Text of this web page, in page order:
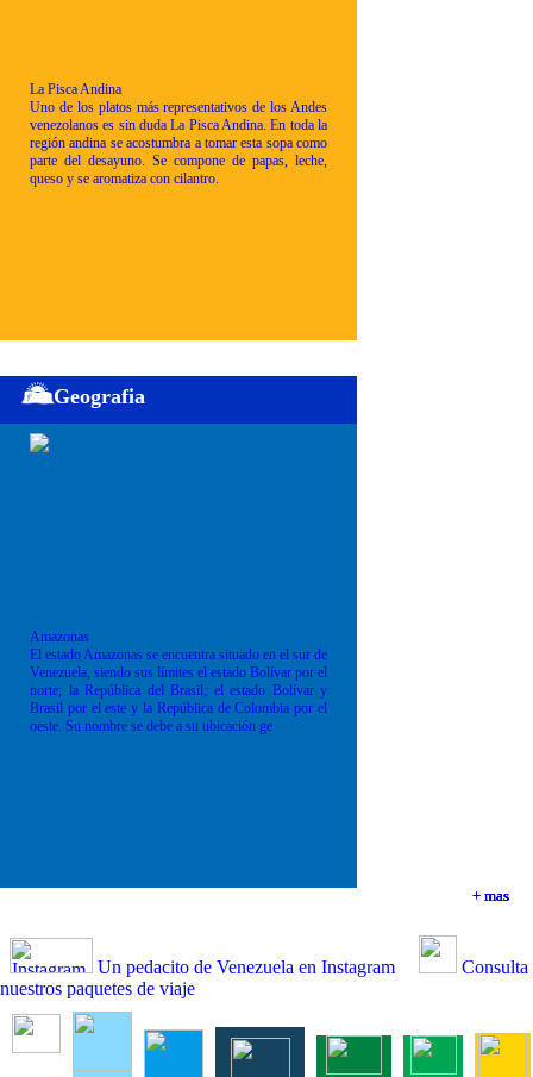
+ mas
+ mas
La Pisca Andina
Uno de los platos más representativos de los Andes
venezolanos es sin duda La Pisca Andina. En toda la
región andina se acostumbra a tomar esta sopa como
parte del desayuno. Se compone de papas, leche,
queso y se aromatiza con cilantro.
+ mas
Geografia
Amazonas
El estado Amazonas se encuentra situado en el sur de
Venezuela, siendo sus límites el estado Bolívar por el
norte; la República del Brasil; el estado Bolívar y
Brasil por el este y la República de Colombia por el
oeste. Su nombre se debe a su ubicación ge
+ mas
Un pedacito de Venezuela en Instagram
Consulta
nuestros paquetes de viaje